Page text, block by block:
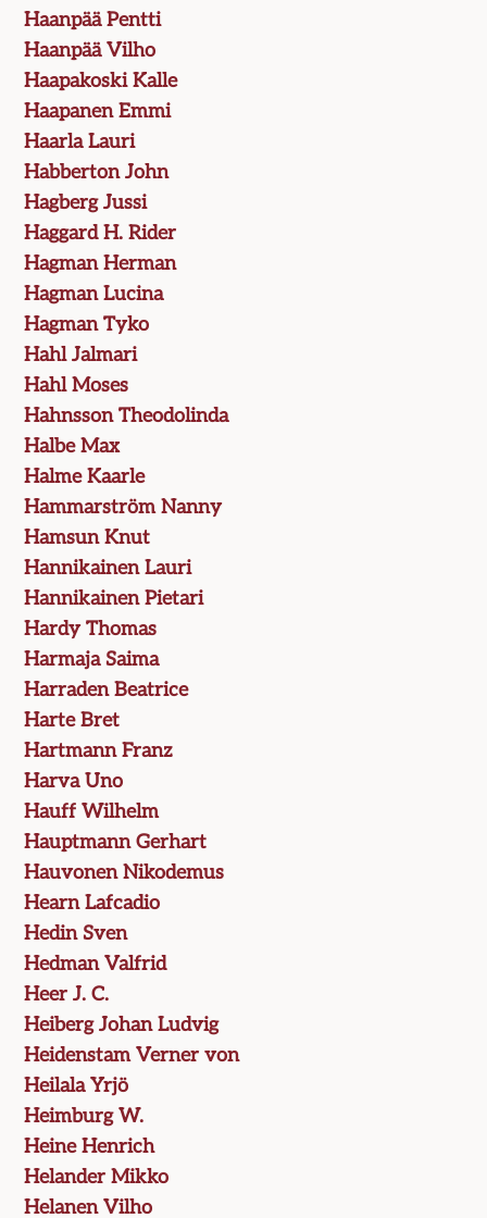
Haanpää Pentti
Haanpää Vilho
Haapakoski Kalle
Haapanen Emmi
Haarla Lauri
Habberton John
Hagberg Jussi
Haggard H. Rider
Hagman Herman
Hagman Lucina
Hagman Tyko
Hahl Jalmari
Hahl Moses
Hahnsson Theodolinda
Halbe Max
Halme Kaarle
Hammarström Nanny
Hamsun Knut
Hannikainen Lauri
Hannikainen Pietari
Hardy Thomas
Harmaja Saima
Harraden Beatrice
Harte Bret
Hartmann Franz
Harva Uno
Hauff Wilhelm
Hauptmann Gerhart
Hauvonen Nikodemus
Hearn Lafcadio
Hedin Sven
Hedman Valfrid
Heer J. C.
Heiberg Johan Ludvig
Heidenstam Verner von
Heilala Yrjö
Heimburg W.
Heine Henrich
Helander Mikko
Helanen Vilho